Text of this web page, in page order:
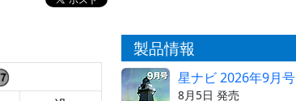
製品情報
星ナビ 2026年9月号
8月5日 発売